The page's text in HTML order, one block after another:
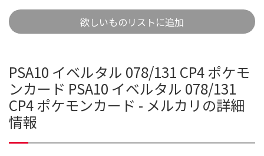
欲しいものリストに追加
PSA10 イベルタル 078/131 CP4 ポケモ
ンカード PSA10 イベルタル 078/131
CP4 ポケモンカード - メルカリの詳細
情報